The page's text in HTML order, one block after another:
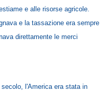
e alle risorse agricole.
e la tassazione era sempre
direttamente le merci
l'America era stata in